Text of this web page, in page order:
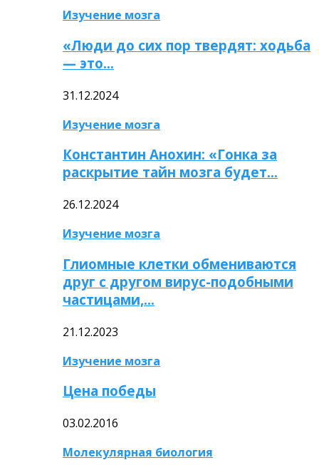
Изучение мозга
«Люди до сих пор твердят: ходьба
— это…
31.12.2024
Изучение мозга
Константин Анохин: «Гонка за
раскрытие тайн мозга будет…
26.12.2024
Изучение мозга
Глиомные клетки обмениваются
друг с другом вирус-подобными
частицами,…
21.12.2023
Изучение мозга
Цена победы
03.02.2016
Молекулярная биология